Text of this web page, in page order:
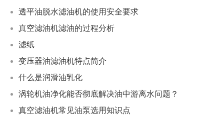
透平油脱水滤油机的使用安全要求
真空滤油机滤油的过程分析
滤纸
变压器油滤油机特点简介
什么是润滑油乳化
涡轮机油净化能否彻底解决油中游离水问题？
真空滤油机常见油泵选用知识点